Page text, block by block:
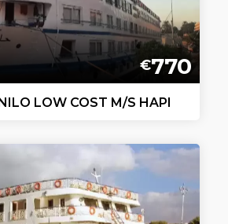
€770
LOW COST M/S HAPI